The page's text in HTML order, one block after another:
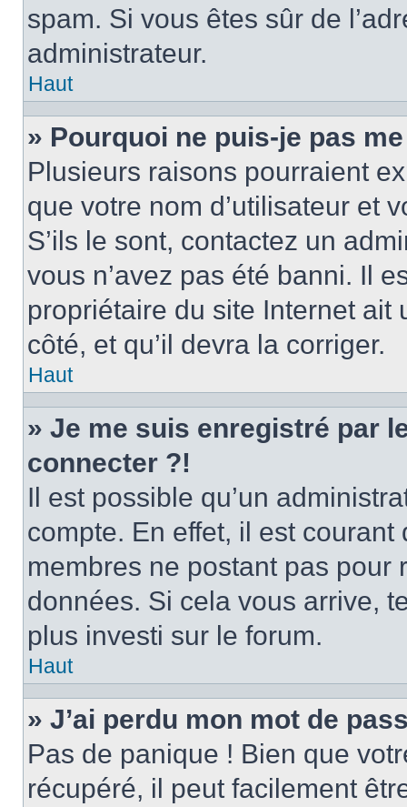
spam. Si vous êtes sûr de
administrateur.
Haut
» Pourquoi ne puis-je pas
Plusieurs raisons pourraient
que votre nom d’utilisateur et
S’ils le sont, contactez un
vous n’avez pas été banni. Il
propriétaire du site Internet
côté, et qu’il devra la corriger.
Haut
» Je me suis enregistré par
connecter ?!
Il est possible qu’un
compte. En effet, il est
membres ne postant pas
données. Si cela vous arrive,
plus investi sur le forum.
Haut
» J’ai perdu mon mot de
Pas de panique ! Bien que
récupéré, il peut facilement